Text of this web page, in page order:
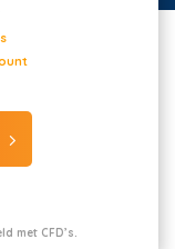
met CFD’s.